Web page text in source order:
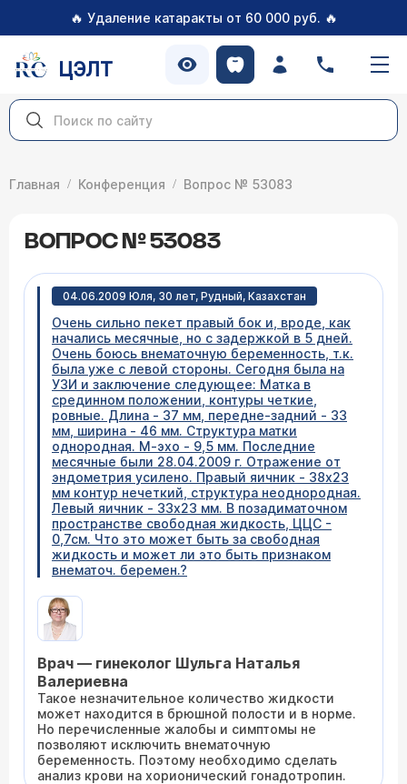
🔥 Удаление катаракты от 60 000 руб. 🔥
ЦЭЛТ
Главная Конференция Вопрос № 53083
ВОПРОС № 53083
04.06.2009 Юля, 30 лет, Рудный, Казахстан
Очень сильно пекет правый бок и, вроде, как
начались месячные, но с задержкой в 5 дней.
Очень боюсь внематочную беременность, т.к.
была уже с левой стороны. Сегодня была на
УЗИ и заключение следующее: Матка в
срединном положении, контуры четкие,
ровные. Длина - 37 мм, передне-задний - 33
мм, ширина - 46 мм. Структура матки
однородная. М-эхо - 9,5 мм. Последние
месячные были 28.04.2009 г. Отражение от
эндометрия усилено. Правый яичник - 38х23
мм контур нечеткий, структура неоднородная.
Левый яичник - 33х23 мм. В позадиматочном
пространстве свободная жидкость, ЦЦС -
0,7см. Что это может быть за свободная
жидкость и может ли это быть признаком
внематоч. беремен.?
Врач — гинеколог Шульга Наталья
Валериевна
Такое незначительное количество жидкости
может находится в брюшной полости и в норме.
Но перечисленные жалобы и симптомы не
позволяют исключить внематочную
беременность. Поэтому необходимо сделать
анализ крови на хорионический гонадотропин.